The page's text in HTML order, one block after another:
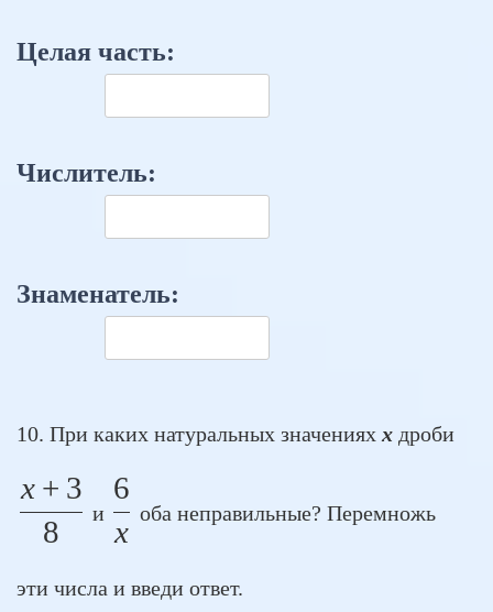
Целая часть:
Числитель:
Знаменатель:
10. При каких натуральных значениях x дроби
\frac{x+3}{8}
8
x + 3
и
\frac{6}{x}
x
6
оба неправильные? Перемножь
эти числа и введи ответ.